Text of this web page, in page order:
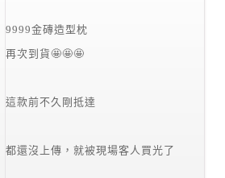
9999金磚造型枕
再次到貨🤩🤩🤩
這款前不久剛抵達
都還沒上傳，就被現場客人買光了